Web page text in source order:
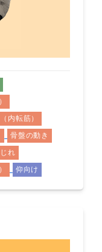
内転筋）
骨盤の動き
れ
仰向け